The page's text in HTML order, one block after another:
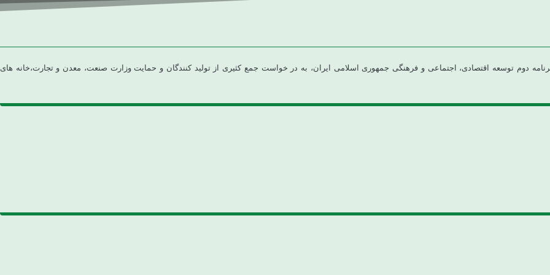
وظایف دولت به بخش خصوصی و بر اساس تبصره ۴۱ قانون برنامه دوم توسعه اقتصادی، اجتماعی و فرهنگی جمهوری اسلامی ایران، به در خواست جمع کثیری از تولید کنندگان و حمایت وزارت صنعت، معدن و تجارت،خانه های